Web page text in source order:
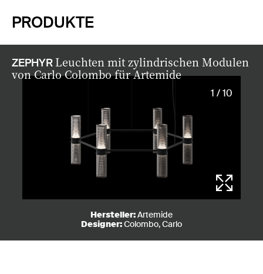
PRODUKTE
ZEPHYR Leuchten mit zylindrischen Modulen
von Carlo Colombo für Artemide
1 / 10
Hersteller:Artemide
Designer:Colombo, Carlo